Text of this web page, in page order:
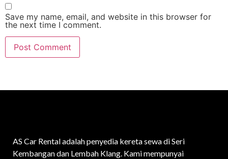
Save my name, email, and website in this browser for
the next time I comment.
AS Car Rental adalah penyedia kereta sewa di Seri
Kembangan dan Lembah Klang. Kami mempunyai